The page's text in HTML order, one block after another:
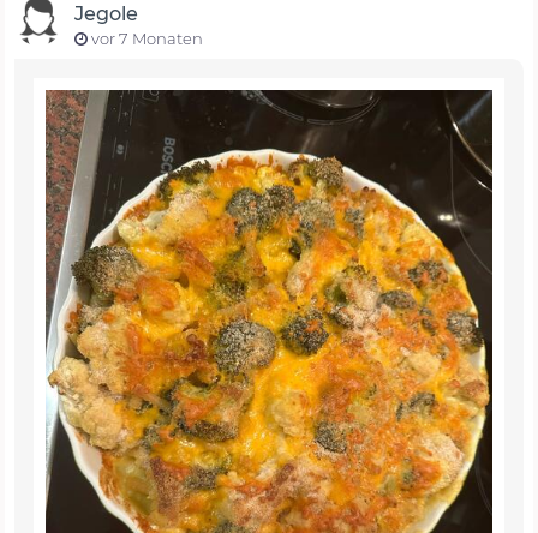
Jegole
vor 7 Monaten